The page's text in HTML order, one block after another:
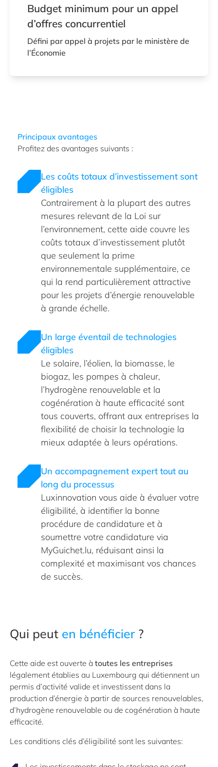
Budget minimum pour un appel
d’offres concurrentiel
Défini par appel à projets par le ministère de
l’Économie
Principaux avantages
Profitez des avantages suivants :
Les coûts totaux d’investissement sont
éligibles
Contrairement à la plupart des autres
mesures relevant de la Loi sur
l’environnement, cette aide couvre les
coûts totaux d’investissement plutôt
que seulement la prime
environnementale supplémentaire, ce
qui la rend particulièrement attractive
pour les projets d’énergie renouvelable
à grande échelle.
Un large éventail de technologies
éligibles
Le solaire, l’éolien, la biomasse, le
biogaz, les pompes à chaleur,
l’hydrogène renouvelable et la
cogénération à haute efficacité sont
tous couverts, offrant aux entreprises la
flexibilité de choisir la technologie la
mieux adaptée à leurs opérations.
Un accompagnement expert tout au
long du processus
Luxinnovation vous aide à évaluer votre
éligibilité, à identifier la bonne
procédure de candidature et à
soumettre votre candidature via
MyGuichet.lu, réduisant ainsi la
complexité et maximisant vos chances
de succès.
Qui peut en bénéficier?
Cette aide est ouverte à toutes les entreprises
légalement établies au Luxembourg qui détiennent un
permis d’activité valide et investissent dans la
production d’énergie à partir de sources renouvelables,
d’hydrogène renouvelable ou de cogénération à haute
efficacité.
Les conditions clés d’éligibilité sont les suivantes: